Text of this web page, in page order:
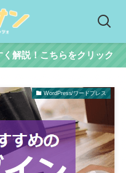
解説！こちらをクリック
WordPress/ワードプレス